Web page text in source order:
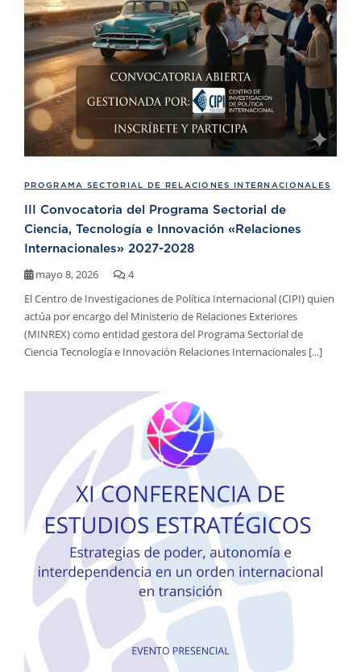
PROGRAMA SECTORIAL DE RELACIONES INTERNACIONALES
III Convocatoria del Programa Sectorial de
Ciencia, Tecnología e Innovación «Relaciones
Internacionales» 2027-2028
mayo 8, 2026
4
El Centro de Investigaciones de Política Internacional (CIPI) quien
actúa por encargo del Ministerio de Relaciones Exteriores
(MINREX) como entidad gestora del Programa Sectorial de
Ciencia Tecnología e Innovación Relaciones Internacionales [...]